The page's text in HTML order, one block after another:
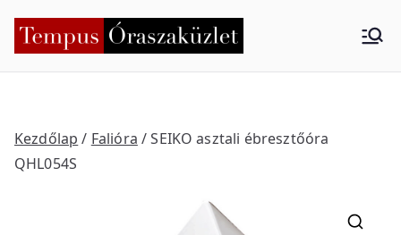
Tempus
küzlet
Kezdőlap / Falióra / SEIKO asztali ébresztőóra
QHL054S